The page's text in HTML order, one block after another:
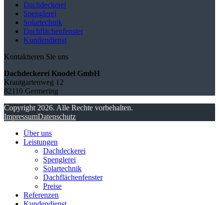
Dachdeckerei
Spenglerei
Solartechnik
Dachflächenfenster
Kundendienst
Kontaktieren Sie uns
Dachdeckerei Knodel GmbH
Krautgartenweg 12
82110 Germering
Copyright 2026. Alle Rechte vorbehalten.
ImpressumDatenschutz
Über uns
Leistungen
Dachdeckerei
Spenglerei
Solartechnik
Dachflächenfenster
Preise
Referenzen